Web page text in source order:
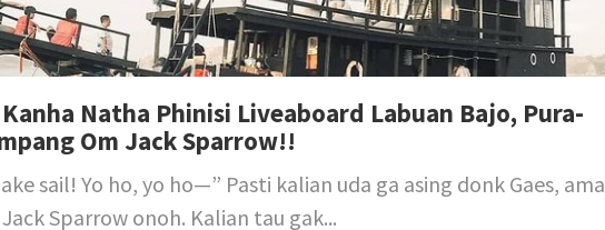
Natha Phinisi Liveaboard Labuan Bajo, Pura-
Om Jack Sparrow!!
sail! Yo ho, yo ho—” Pasti kalian uda ga asing donk Gaes, ama
Sparrow onoh. Kalian tau gak...